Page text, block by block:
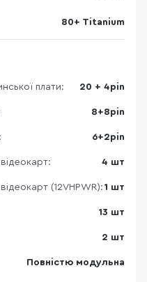
80+ Titanium
плати: 20 + 4pin
8+8pin
6+2pin
4 шт
(12VHPWR): 1 шт
13 шт
2 шт
Повністю модульна